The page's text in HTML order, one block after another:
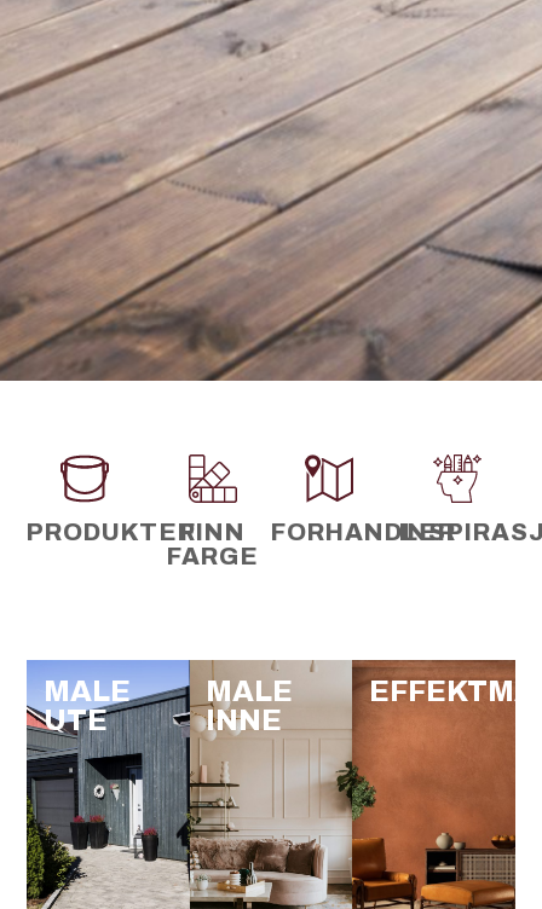
PRODUKTERFINN
FARGE
FORHANDLER
MALE
UTE
MALE
INNE